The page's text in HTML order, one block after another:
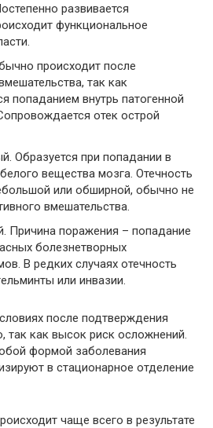
развивается
функциональное
происходит после
так как
попаданием внутрь патогенной
отек острой
Образуется при попадании в
вещества мозга. Отечность
или обширной, обычно не
вмешательства.
Причина поражения – попадание
болезнетворных
В редких случаях отечность
или инвазии.
после подтверждения
так как высок риск осложнений.
формой заболевания
в стационарное отделение
чаще всего в результате